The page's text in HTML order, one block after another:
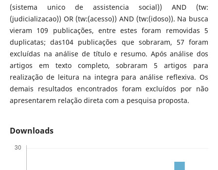
(sistema unico de assistencia social)) AND (tw:
(judicializacao)) OR (tw:(acesso)) AND (tw:(idoso)). Na busca
vieram 109 publicações, entre estes foram removidas 5
duplicatas; das104 publicações que sobraram, 57 foram
excluídas na análise de título e resumo. Após análise dos
artigos em texto completo, sobraram 5 artigos para
realização de leitura na integra para análise reflexiva. Os
demais resultados encontrados foram excluídos por não
apresentarem relação direta com a pesquisa proposta.
Downloads